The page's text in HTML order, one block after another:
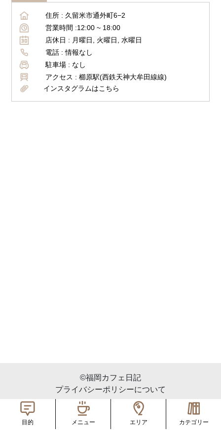
住所 : 久留米市通外町6−2
営業時間 :12:00 ~ 18:00
店休日 : 月曜日, 火曜日, 水曜日
電話 :情報なし
駐車場 : なし
アクセス : 櫛原駅(西鉄天神大牟田線線)
インスタグラムはこちら
©︎福岡カフェ日記
プライバシーポリシーについて
目的 メニュー エリア カテゴリー